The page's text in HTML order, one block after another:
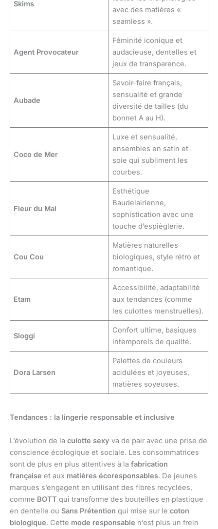
Skims
avec des matières «
seamless ».
Agent Provocateur
Féminité iconique et
audacieuse, dentelles et
jeux de transparence.
Aubade
Savoir-faire français,
sensualité et grande
diversité de tailles (du
bonnet A au H).
Coco de Mer
Luxe et sensualité,
ensembles en satin et
soie qui subliment les
courbes.
Fleur du Mal
Esthétique
Baudelairienne,
sophistication avec une
touche d’espièglerie.
Cou Cou
Matières naturelles
biologiques, style rétro et
romantique.
Etam
Accessibilité, adaptabilité
aux tendances (comme
les culottes menstruelles).
Sloggi
Confort ultime, basiques
intemporels de qualité.
Dora Larsen
Palettes de couleurs
acidulées et joyeuses,
matières soyeuses.
Tendances : la lingerie responsable et inclusive
L’évolution de la culotte sexy va de pair avec une prise de
conscience écologique et sociale. Les consommatrices
sont de plus en plus attentives à la fabrication
française et aux matières écoresponsables. De jeunes
marques s’engagent en utilisant des fibres recyclées,
comme BOTT qui transforme des bouteilles en plastique
en dentelle ou Sans Prétention qui mise sur le coton
biologique. Cette mode responsable n’est plus un frein